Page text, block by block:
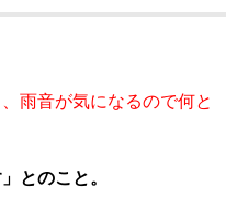
、雨音が気になるので何と
とのこと。